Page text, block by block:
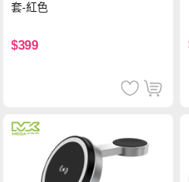
套-紅色
$399